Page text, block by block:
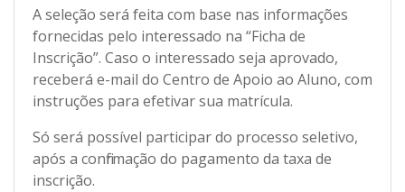
A seleção será feita com base nas informações
fornecidas pelo interessado na “Ficha de
Inscrição”. Caso o interessado seja aprovado,
receberá e-mail do Centro de Apoio ao Aluno, com
instruções para efetivar sua matrícula.
Só será possível participar do processo seletivo,
após a confirmação do pagamento da taxa de
inscrição.